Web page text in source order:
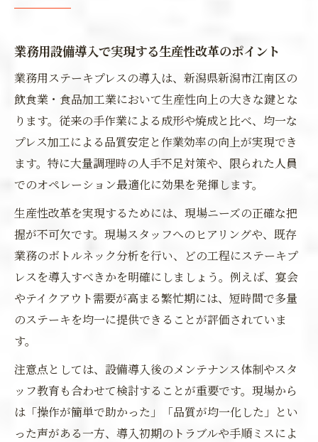
業務用設備導入で実現する生産性改革のポイント
業務用ステーキプレスの導入は、新潟県新潟市江南区の
飲食業・食品加工業において生産性向上の大きな鍵とな
ります。従来の手作業による成形や焼成と比べ、均一な
プレス加工による品質安定と作業効率の向上が実現でき
ます。特に大量調理時の人手不足対策や、限られた人員
でのオペレーション最適化に効果を発揮します。
生産性改革を実現するためには、現場ニーズの正確な把
握が不可欠です。現場スタッフへのヒアリングや、既存
業務のボトルネック分析を行い、どの工程にステーキプ
レスを導入すべきかを明確にしましょう。例えば、宴会
やテイクアウト需要が高まる繁忙期には、短時間で多量
のステーキを均一に提供できることが評価されていま
す。
注意点としては、設備導入後のメンテナンス体制やスタ
ッフ教育も合わせて検討することが重要です。現場から
は「操作が簡単で助かった」「品質が均一化した」とい
った声がある一方、導入初期のトラブルや手順ミスによ